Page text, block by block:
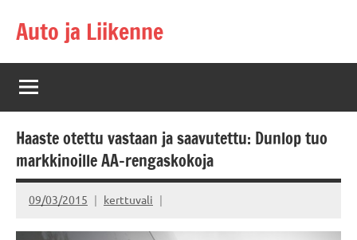
Auto ja Liikenne
Haaste otettu vastaan ja saavutettu: Dunlop tuo
markkinoille AA-rengaskokoja
09/03/2015 kerttuvali